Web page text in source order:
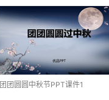
团团圆圆中秋节PPT课件1